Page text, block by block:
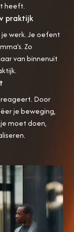
heeft.
praktijk
werk. Je oefent
Zo
van binnenuit
Door
je beweging,
moet doen,